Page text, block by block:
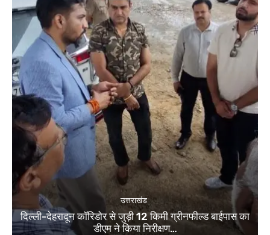
उत्तराखंड
दिल्ली-देहरादून कॉरिडोर से जुड़ी 12 किमी ग्रीनफील्ड बाईपास का
डीएम ने किया निरीक्षण…